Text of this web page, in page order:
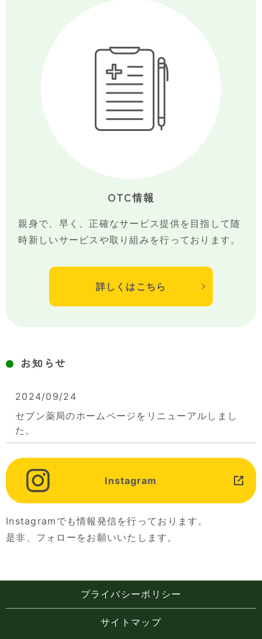
OTC情報
親身で、早く、正確なサービス提供を目指して随
時新しいサービスや取り組みを行っております。
詳しくはこちら
お知らせ
2024/09/24
セブン薬局のホームページをリニューアルしまし
た。
Instagram
Instagramでも情報発信を行っております。
是非、フォローをお願いいたします。
プライバシーポリシー
サイトマップ